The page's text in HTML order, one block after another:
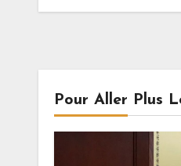
direct avec la
Pour Aller Plus